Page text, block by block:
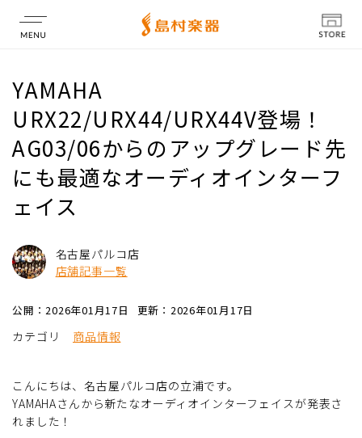
店舗情報
YAMAHA
URX22/URX44/URX44V登場！
AG03/06からのアップグレード先
にも最適なオーディオインターフ
ェイス
名古屋パルコ店
店舗記事一覧
公開：2026年01月17日 更新：2026年01月17日
カテゴリ 商品情報
こんにちは、名古屋パルコ店の立浦です。
YAMAHAさんから新たなオーディオインターフェイスが発表さ
れました！